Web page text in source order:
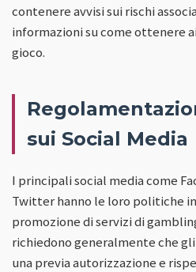
contenere avvisi sui rischi
informazioni su come ottenere
gioco.
sui Social Media
I principali social media come
Twitter hanno le loro politiche
promozione di servizi di
richiedono generalmente che
una previa autorizzazione e